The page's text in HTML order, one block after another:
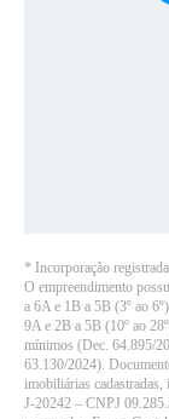
* Incorporação
O empreendimento
a 6A e 1B a 5B (3º ao
9A e 2B a 5B (10º ao
mínimos (Dec. 64.895/
63.130/2024).
imobiliárias
J-20242 – CNPJ